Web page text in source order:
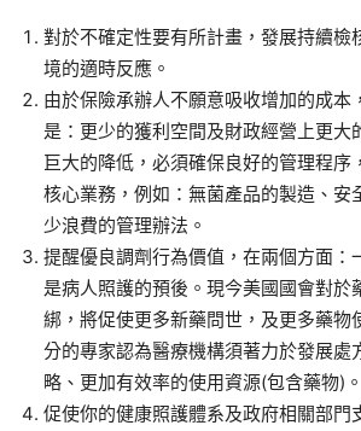
對於不確定性要有所計畫，發展持續檢
境的適時反應。
由於保險承辦人不願意吸收增加的成本
是：更少的獲利空間及財政經營上更大
巨大的降低，必須確保良好的管理程序
核心業務，例如：無菌產品的製造、安
少浪費的管理辦法。
提醒優良調劑行為價值，在兩個方面：
是病人照護的預後。現今美國國會對於
綁，將促使更多新藥問世，及更多藥物
分的專家認為醫療機構須著力於發展處
略、更加有效率的使用資源(包含藥物)。
促使你的健康照護體系及政府相關部門